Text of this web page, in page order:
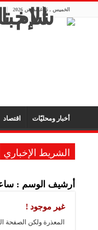
الخميس , 6 أغسطس 2026
أخبار ومحليّات اقتصاد
الشريط الإخباري
أرشيف الوسم :
غير موجود !
المعذرة ولكن الصفحة